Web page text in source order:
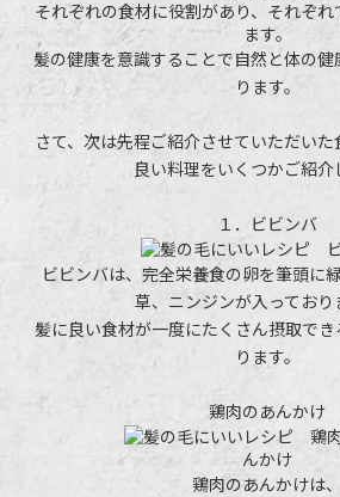
それぞれの食材に役割があり、それぞ
ます。
髪の健康を意識することで自然と体の
ります。
さて、次は先程ご紹介させていただい
良い料理をいくつかご紹介
１．ビビンバ
ビビンバは、完全栄養食の卵を筆頭に
草、ニンジンが入っており
髪に良い食材が一度にたくさん摂取で
ります。
鶏肉のあんかけ
鶏肉のあんかけは、